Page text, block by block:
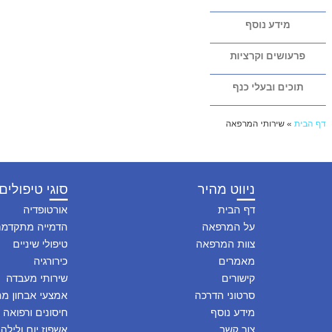
מידע נוסף
פרעושים וקרציות
תוכים ובעלי כנף
דף הבית » שירותי המרפאה
ניווט מהיר
דף הבית
על המרפאה
צוות המרפאה
מאמרים
קישורים
סרטוני הדרכה
מידע נוסף
סוגי טיפולים
אורטופדיה
הדמייה
טיפולי שיניים
כירורגיה
שירותי מעבדה
אמצעי אבחון
חיסונים